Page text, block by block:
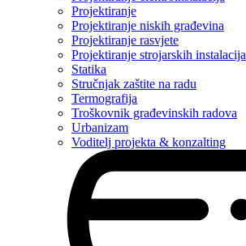
Projektiranje
Projektiranje niskih građevina
Projektiranje rasvjete
Projektiranje strojarskih instalacija
Statika
Stručnjak zaštite na radu
Termografija
Troškovnik građevinskih radova
Urbanizam
Voditelj projekta & konzalting